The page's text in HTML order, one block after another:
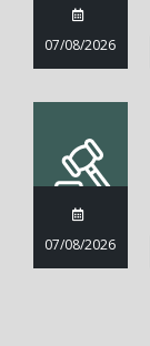
07/08/2026
07/08/2026